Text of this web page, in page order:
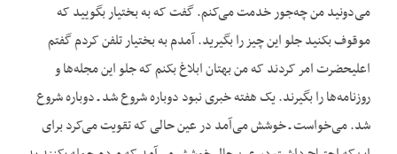
می‌دونید من چه‌جور خدمت می‌کنم. گفت که به بختیار بگویید که
موقوف بکنید جلو این چیز را بگیرید. آمدم به بختیار تلفن کردم گفتم
اعلیحضرت امر کردند که من بهتان ابلاغ بکنم که جلو این مجله‌ها و
روزنامه‌ها را بگیرند. یک هفته خبری نبود دوباره شروع شد ـ دوباره شروع
شد. می‌خواست ـ خوشش می‌آمد در عین حالی که تقویت می‌کرد برای